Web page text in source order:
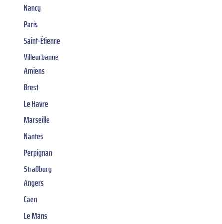
Nancy
Paris
Saint-Étienne
Villeurbanne
Amiens
Brest
Le Havre
Marseille
Nantes
Perpignan
Straßburg
Angers
Caen
Le Mans